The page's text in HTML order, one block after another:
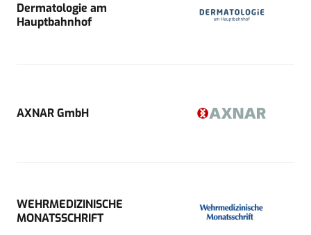
Dermatologie am
Hauptbahnhof
AXNAR GmbH
WEHRMEDIZINISCHE
MONATSSCHRIFT